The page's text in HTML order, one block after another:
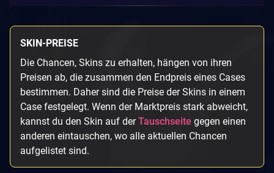
SKIN-PREISE
Die Chancen, Skins zu erhalten, hängen von ihren
Preisen ab, die zusammen den Endpreis eines Cases
bestimmen. Daher sind die Preise der Skins in einem
Case festgelegt. Wenn der Marktpreis stark abweicht,
kannst du den Skin auf derTauschseite gegen einen
anderen eintauschen, wo alle aktuellen Chancen
aufgelistet sind.